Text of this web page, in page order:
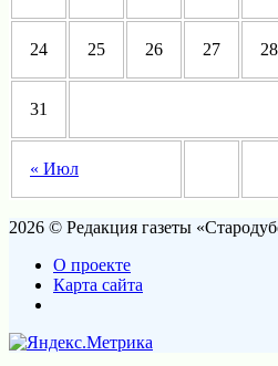
« Июл
24 25 26 27 28
31
2026 © Редакция газеты
О проекте
Карта сайта